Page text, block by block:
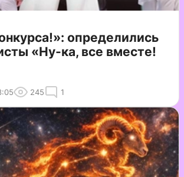
определились
«Ну-ка, все вместе!
245 1